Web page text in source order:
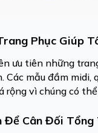
Phục Giúp
ưu tiên những
Các mẫu đầm midi,
rộng vì chúng có
Để Cân Đối Tổng